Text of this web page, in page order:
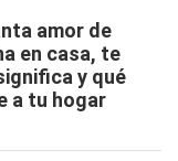
amor de
en casa, te
y qué
a tu hogar